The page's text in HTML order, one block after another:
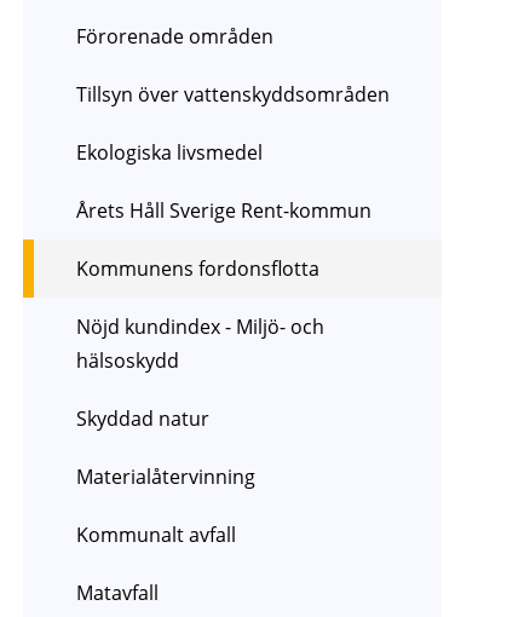
Förorenade områden
Tillsyn över vattenskyddsområden
Ekologiska livsmedel
Årets Håll Sverige Rent-kommun
Kommunens fordonsflotta
Nöjd kundindex - Miljö- och
hälsoskydd
Skyddad natur
Materialåtervinning
Kommunalt avfall
Matavfall